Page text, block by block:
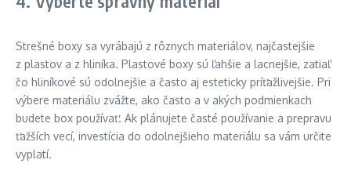
Strešné boxy sa vyrábajú z rôznych materiálov, najčastejšie
z plastov a z hliníka. Plastové boxy sú ľahšie a lacnejšie, zatiaľ
čo hliníkové sú odolnejšie a často aj esteticky príťažlivejšie. Pri
výbere materiálu zvážte, ako často a v akých podmienkach
budete box používať. Ak plánujete časté používanie a prepravu
ťažších vecí, investícia do odolnejšieho materiálu sa vám určite
vyplatí.